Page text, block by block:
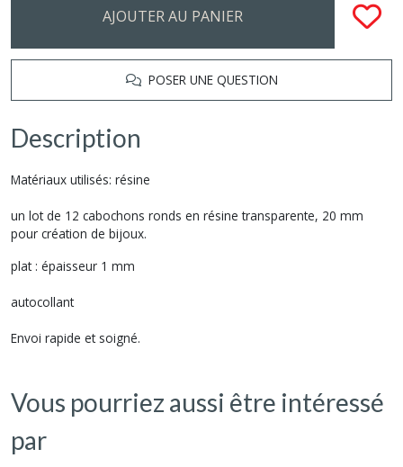
AJOUTER AU PANIER
POSER UNE QUESTION
Description
Matériaux utilisés: résine
un lot de 12 cabochons ronds en résine transparente, 20 mm
pour création de bijoux.
plat : épaisseur 1 mm
autocollant
Envoi rapide et soigné.
Vous pourriez aussi être intéressé
par